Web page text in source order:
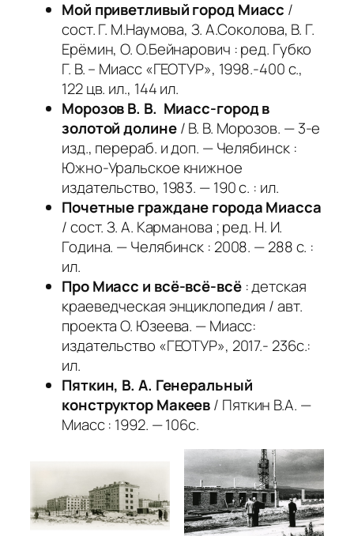
Мой приветливый город Миасс /
сост. Г. М.Наумова, З. А.Соколова, В. Г.
Ерёмин, О. О.Бейнарович : ред. Губко
Г. В. – Миасс «ГЕОТУР», 1998.-400 с.,
122 цв. ил., 144 ил.
Морозов В. В. Миасс-город в
золотой долине/ В. В. Морозов. — 3-е
изд., перераб. и доп. — Челябинск :
Южно-Уральское книжное
издательство, 1983. — 190 с. : ил.
Почетные граждане города Миасса
/ сост. З. А. Карманова ; ред. Н. И.
Година. — Челябинск : 2008. — 288 с. :
ил.
Про Миасс и всё-всё-всё : детская
краеведческая энциклопедия / авт.
проекта О. Юзеева. — Миасс:
издательство «ГЕОТУР», 2017.- 236с.:
ил.
Пяткин, В. А. Генеральный
конструктор Макеев/ Пяткин В.А. —
Миасс : 1992. — 106с.